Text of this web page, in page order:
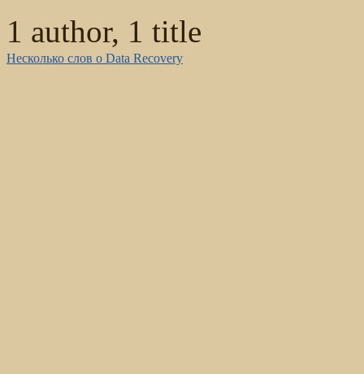
1 author, 1 title
Несколько слов о Data Recovery